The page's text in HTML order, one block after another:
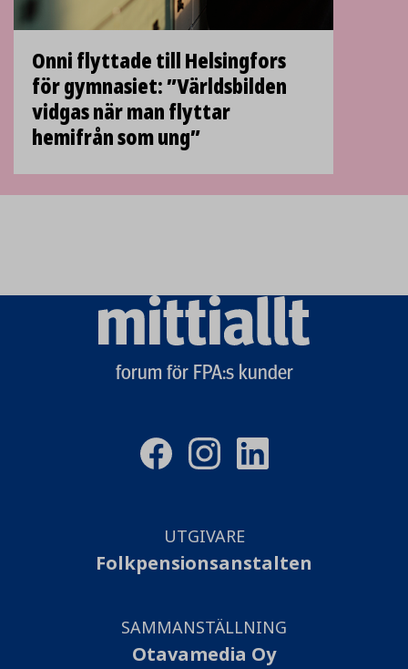
Onni flyttade till Helsingfors
för gymnasiet: ”Världsbilden
vidgas när man flyttar
hemifrån som ung”
Mittiallt
forum för FPA:s kunder
UTGIVARE
Folkpensionsanstalten
SAMMANSTÄLLNING
Otavamedia Oy